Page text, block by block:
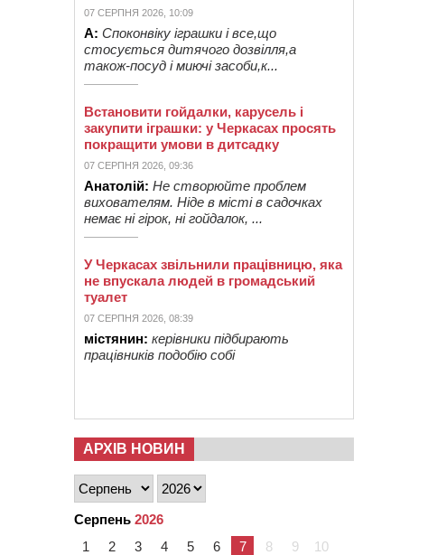
07 СЕРПНЯ 2026, 10:09
А: Споконвіку іграшки і все,що
стосується дитячого дозвілля,а
також-посуд і миючі засоби,к...
Встановити гойдалки, карусель і
закупити іграшки: у Черкасах просять
покращити умови в дитсадку
07 СЕРПНЯ 2026, 09:36
Анатолій: Не створюйте проблем
вихователям. Ніде в місті в садочках
немає ні гірок, ні гойдалок, ...
У Черкасах звільнили працівницю, яка
не впускала людей в громадський
туалет
07 СЕРПНЯ 2026, 08:39
містянин: керівники підбирають
працівників подобію собі
АРХІВ НОВИН
Серпень 2026
1
2 3 4 5 6 7 8 9 10